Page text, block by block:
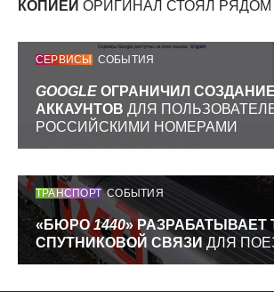
КОПИЕЙ ОРИГИНАЛ СТОЯЛ РЯДОМ
СЕРВИСЫ СОБЫТИЯ
GOOGLE ОГРАНИЧИЛ
АККАУНТОВ ДЛЯ
РОССИЙСКИМИ НОМЕРАМИ
ТРАНСПОРТ СОБЫТИЯ
«БЮРО1440» РАЗРАБАТЫВАЕТ
СПУТНИКОВОЙ СВЯЗИ ДЛЯ